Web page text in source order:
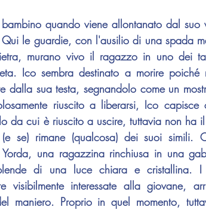
quando viene allontanato dal suo
le guardie, con l'ausilio di una spada
murano vivo il ragazzo in uno dei
Ico sembra destinato a morire
dalla sua testa, segnandolo come un
riuscito a liberarsi, Ico
da cui è riuscito a uscire, tuttavia non ha
se) rimane (qualcosa) dei suoi simili.
Yorda, una ragazzina rinchiusa in una
di una luce chiara e cristallina.
visibilmente interessate alla giovane,
maniero. Proprio in quel momento,